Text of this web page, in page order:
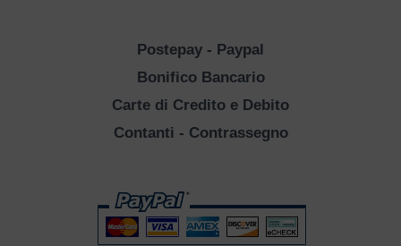
Postepay - Paypal
Bonifico Bancario
Carte di Credito e Debito
Contanti - Contrassegno